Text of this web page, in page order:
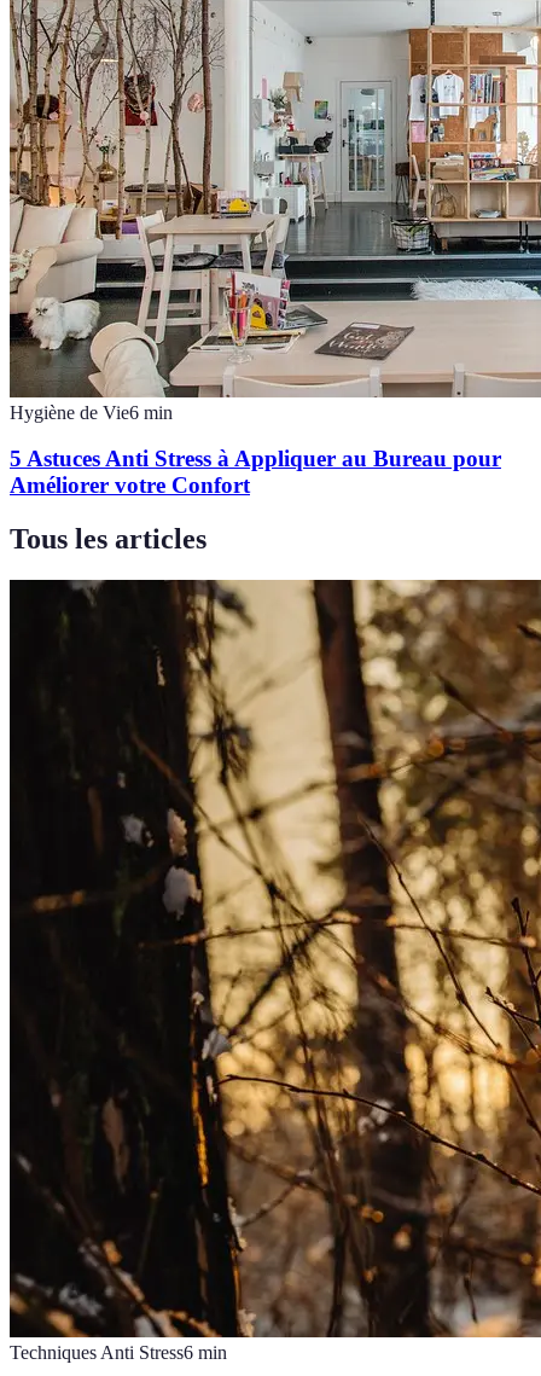
Hygiène de Vie6 min
5 Astuces Anti Stress à Appliquer au Bureau pour
Améliorer votre Confort
Tous les articles
Techniques Anti Stress6 min